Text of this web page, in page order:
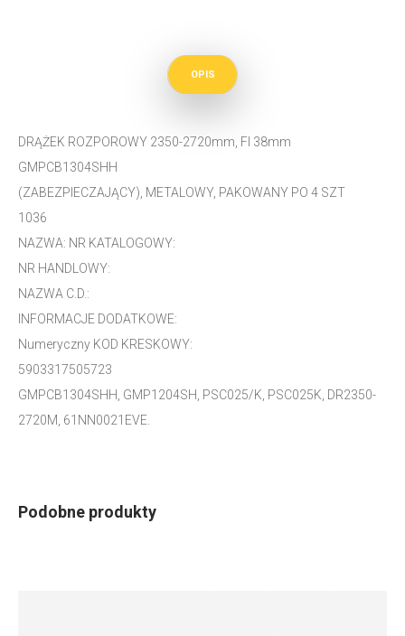
OPIS
DRĄŻEK ROZPOROWY 2350-2720mm, FI 38mm
GMPCB1304SHH
(ZABEZPIECZAJĄCY), METALOWY, PAKOWANY PO 4 SZT
1036
NAZWA: NR KATALOGOWY:
NR HANDLOWY:
NAZWA C.D.:
INFORMACJE DODATKOWE:
Numeryczny KOD KRESKOWY:
5903317505723
GMPCB1304SHH, GMP1204SH, PSC025/K, PSC025K, DR2350-
2720M, 61NN0021EVE.
Podobne produkty